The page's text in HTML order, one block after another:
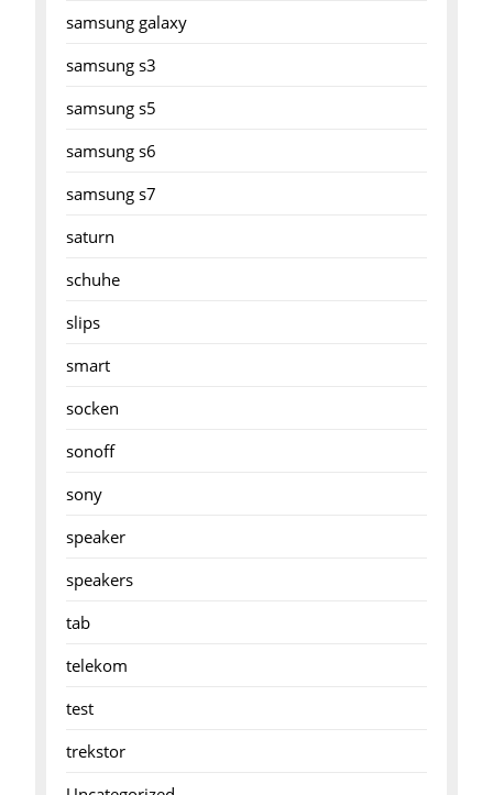
samsung galaxy
samsung s3
samsung s5
samsung s6
samsung s7
saturn
schuhe
slips
smart
socken
sonoff
sony
speaker
speakers
tab
telekom
test
trekstor